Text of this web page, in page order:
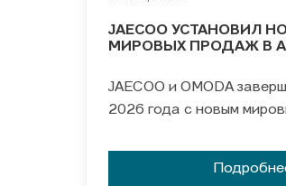
JAECOO УСТАНОВИЛ
МИРОВЫХ ПРОДАЖ В
JAECOO и OMODA
2026 года с новым
69 892 автомобиля, а
продаж с момента